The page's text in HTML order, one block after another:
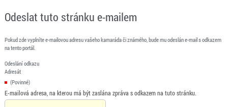
Odeslat tuto stránku e-mailem
Pokud zde vyplníte e-mailovou adresu vašeho kamaráda či známého, bude mu odeslán e-mail s odkazem
na tento portál.
Odeslání odkazu
Adresát
(Povinné)
E-mailová adresa, na kterou má být zaslána zpráva s odkazem na tuto stránku.